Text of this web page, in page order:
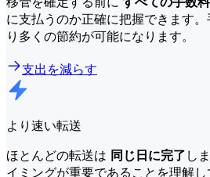
に支払うのか正確に把握できます
り多くの節約が可能になります。
支出を減らす
より速い転送
ほとんどの転送は 同じ日に完了 し
イミングが重要であることを理解し